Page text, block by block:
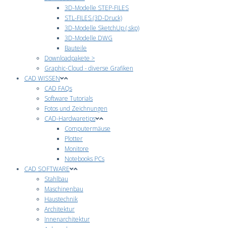
3D-Modelle STEP-FILES
STL-FILES (3D-Druck)
3D-Modelle SketchUp (.skp)
3D-Modelle DWG
Bauteile
Downloadpakete >
Graphic-Cloud - diverse Grafiken
CAD WISSEN
CAD FAQs
Software Tutorials
Fotos und Zeichnungen
CAD-Hardwaretips
Computermäuse
Plotter
Monitore
Notebooks PCs
CAD SOFTWARE
Stahlbau
Maschinenbau
Haustechnik
Architektur
Innenarchitektur